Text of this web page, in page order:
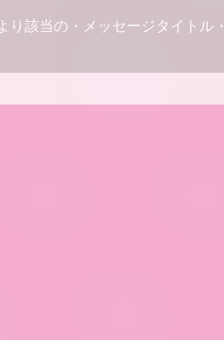
り該当の・メッセージタイトル